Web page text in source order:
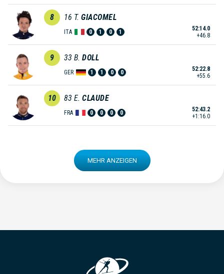
8 16 T. GIACOMEL
ITA 0 1 0 1
52:14.0
+46.8
9 33 B. DOLL
GER 1 1 0 0
52:22.8
+55.6
10 83 E. CLAUDE
FRA 0 0 0 0
52:43.2
+1:16.0
MEHR ANZEIGEN